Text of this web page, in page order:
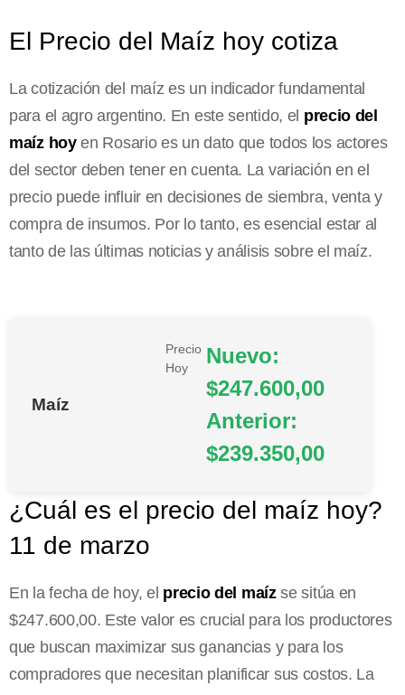
El Precio del Maíz hoy cotiza
La cotización del maíz es un indicador fundamental
para el agro argentino. En este sentido, el precio del
maíz hoyen Rosario es un dato que todos los actores
del sector deben tener en cuenta. La variación en el
precio puede influir en decisiones de siembra, venta y
compra de insumos. Por lo tanto, es esencial estar al
tanto de las últimas noticias y análisis sobre el maíz.
Maíz
Precio
Hoy
Nuevo:
$247.600,00
Anterior:
$239.350,00
¿Cuál es el precio del maíz hoy?
11 de marzo
En la fecha de hoy, el precio del maízse sitúa en
$247.600,00. Este valor es crucial para los productores
que buscan maximizar sus ganancias y para los
compradores que necesitan planificar sus costos. La